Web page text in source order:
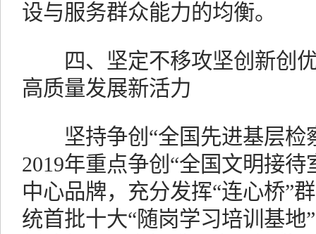
设与服务群众能力的均衡。
四、坚定不移攻坚创新创优
高质量发展新活力
坚持争创“全国先进基层检
2019年重点争创“全国文明接待
中心品牌，充分发挥“连心桥”
统首批十大“随岗学习培训基